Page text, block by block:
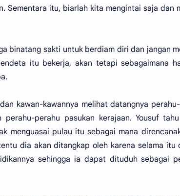
Sementara itu, biarlah kita mengintai saja dan
binatang sakti untuk berdiam diri dan jangan
itu bekerja, akan tetapi sebagaimana
kawan-kawannya melihat datangnya
perahu pasukan kerajaan. Yousuf
menguasai pulau itu sebagai mana
dia akan ditangkap oleh karena selama itu
sehingga ia dapat dituduh sebagai